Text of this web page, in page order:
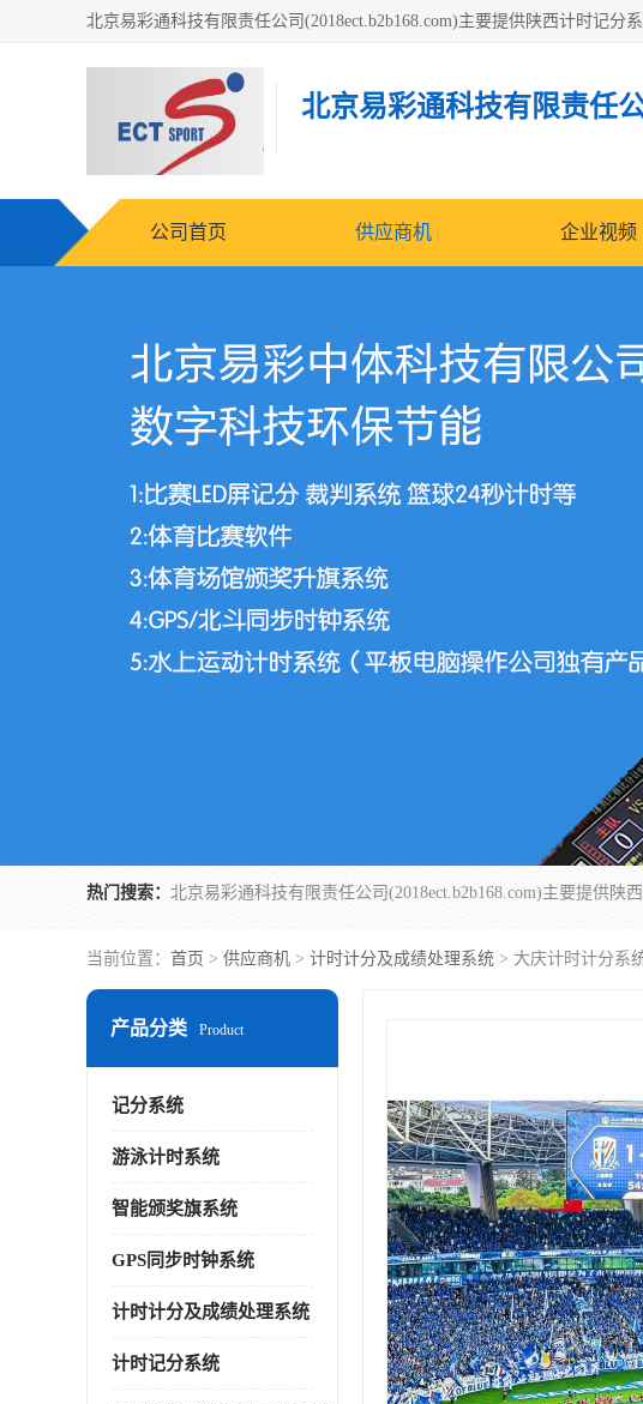
北京易彩通科技有限责任
公司首页 供应商机 企业视频
热门搜索：
当前位置： 首页 > 供应商机 > 计时计分及成绩处理系统 > 大庆计时计分系
产品分类 Product
记分系统
游泳计时系统
智能颁奖旗系统
GPS同步时钟系统
计时计分及成绩处理系统
计时记分系统